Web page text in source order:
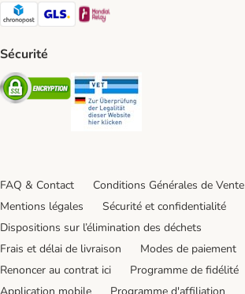
Chronopost Shipping Method
GLS Shipping Method
Sécurité
Security
FAQ & Contact
Conditions Générales de Vente
Mentions légales
Sécurité et confidentialité
Dispositions sur l’élimination des déchets
Frais et délai de livraison
Modes de paiement
Renoncer au contrat ici
Programme de fidélité